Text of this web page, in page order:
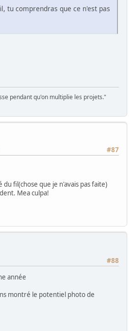
tu comprendras que ce n'est pas
pendant qu'on multiplie les projets."
#87
fil(chose que je n'avais pas faite)
Mea culpa!
#88
année
montré le potentiel photo de